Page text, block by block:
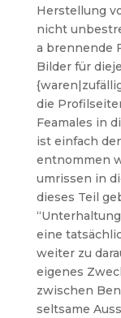
Herstellung
nicht
a brennende
Bilder für
die
Feamales in
ist einfach
entnommen
umrissen in
dieses Teil
eine
weiter zu
eigenes
zwischen
seltsame